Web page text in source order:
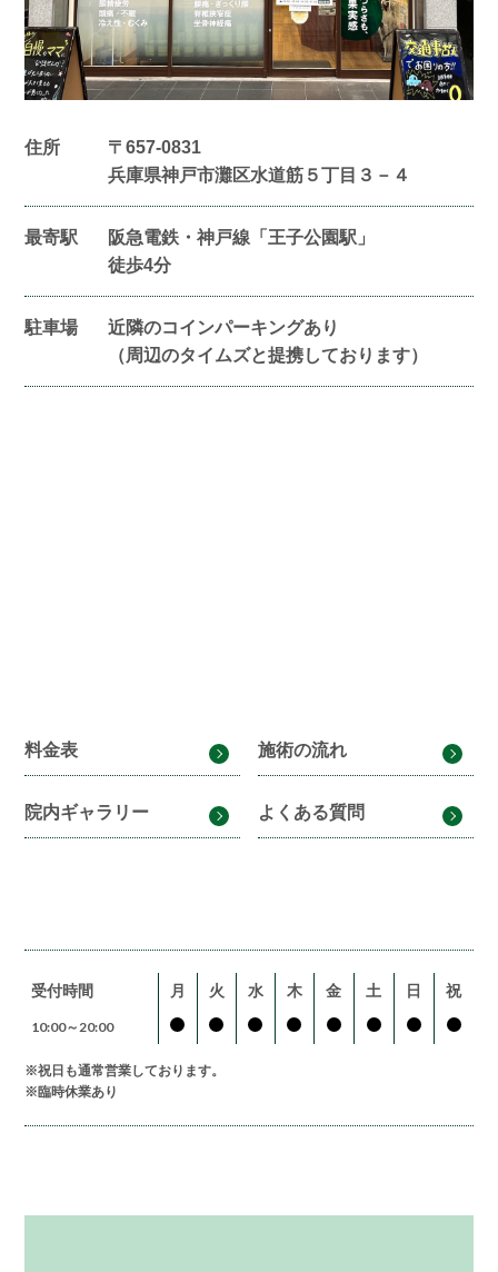
住所
〒657-0831
兵庫県神戸市灘区水道筋５丁目３－４
最寄駅
阪急電鉄・神戸線「王子公園駅」
徒歩4分
駐車場
近隣のコインパーキングあり
（周辺のタイムズと提携しております）
料金表 施術の流れ
院内ギャラリー よくある質問
受付時間 月 火 水 木 金 土 日 祝
10:00～20:00
※祝日も通常営業しております。
※臨時休業あり